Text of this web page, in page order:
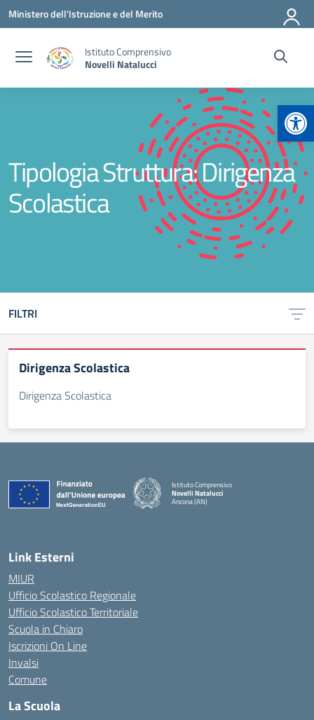
Vai ai contenuti
Vai al menu di navigazione
Vai al footer
Ministero dell'Istruzione e del Merito
Istituto Comprensivo
Novelli Natalucci
Tipologia Struttura:Dirigenza
Scolastica
FILTRI
Dirigenza Scolastica
Dirigenza Scolastica
Istituto Comprensivo
Novelli Natalucci
Ancona (AN)
Link Esterni
MIUR
Ufficio Scolastico Regionale
Ufficio Scolastico Territoriale
Scuola in Chiaro
Iscrizioni On Line
Invalsi
Comune
La Scuola